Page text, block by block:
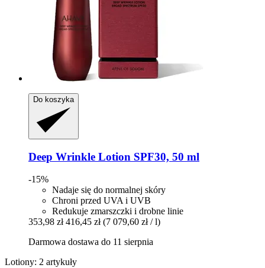
Do koszyka
Deep Wrinkle Lotion SPF30, 50 ml
-15%
Nadaje się do normalnej skóry
Chroni przed UVA i UVB
Redukuje zmarszczki i drobne linie
353,98 zł 416,45 zł (7 079,60 zł / l)
Darmowa dostawa do 11 sierpnia
Lotiony: 2 artykuły